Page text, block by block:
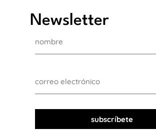
Newsletter
subscríbete